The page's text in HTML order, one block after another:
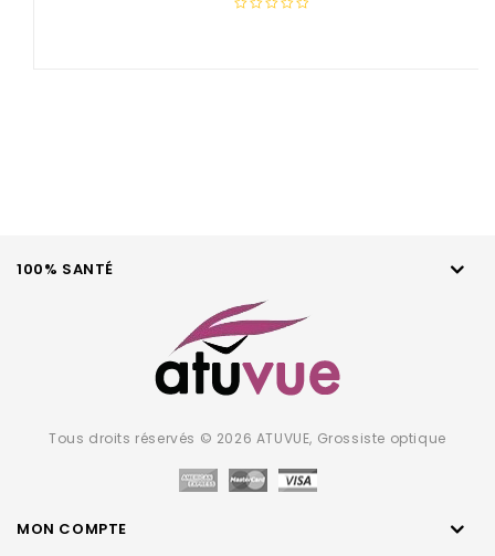
100% SANTÉ
Tous droits réservés © 2026 ATUVUE, Grossiste optique
MON COMPTE